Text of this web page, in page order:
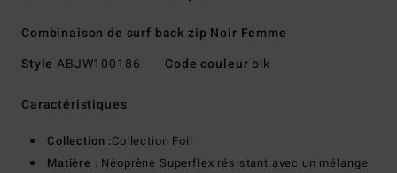
Combinaison de surf back zip Noir Femme
Style ABJW100186 Code couleur blk
Caractéristiques
Collection :Collection Foil
Matière : Néoprène Superflex résistant avec un mélange